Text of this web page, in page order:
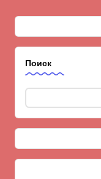
Поиск